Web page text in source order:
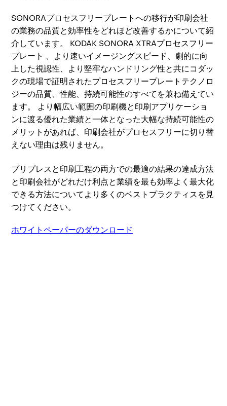
SONORAプロセスフリープレートへの移行が印刷会社
の業務の品質と効率性をどれほど改善するかについて紹
介しています。 KODAK SONORA XTRAプロセスフリー
プレート 、より速いイメージングスピード、劇的に向
上した視認性、より堅牢なハンドリング性と共にコダッ
クの現場で証明されたプロセスフリープレートテクノロ
ジーの品質、性能、持続可能性のすべてを兼ね備えてい
ます。 より幅広い範囲の印刷機と印刷アプリケーショ
ンに渡る優れた業績と一体となった大幅な持続可能性の
メリットがあれば、印刷会社がプロセスフリーに切り替
えない理由は残りません。
プリプレスと印刷工程の両方での最適の結果の達成方法
と印刷会社がどれだけ利点と業績を最も効率よく最大化
できる方法についてより多くのベストプラクティスを見
つけてください。
ホワイトペーパーのダウンロード